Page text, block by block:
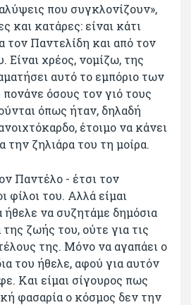
που συγκλονίζουν»,
και κατάρες: είναι κάτι
τον Παντελίδη και από τον
Είναι χρέος, νομίζω, της
αυτό το εμπόριο των
όσους τον γιό τους
όπως ήταν, δηλαδή
έτοιμο να κάνει
την ζηλιάρα του τη μοίρα.
Παντέλο - έτσι τον
φίλοι του. Αλλά είμαι
ήθελε να συζητάμε δημόσια
ζωής του, ούτε για τις
της. Μόνο να αγαπάει ο
του ήθελε, αφού για αυτόν
Και είμαι σίγουρος πως
φασαρία ο κόσμος δεν την